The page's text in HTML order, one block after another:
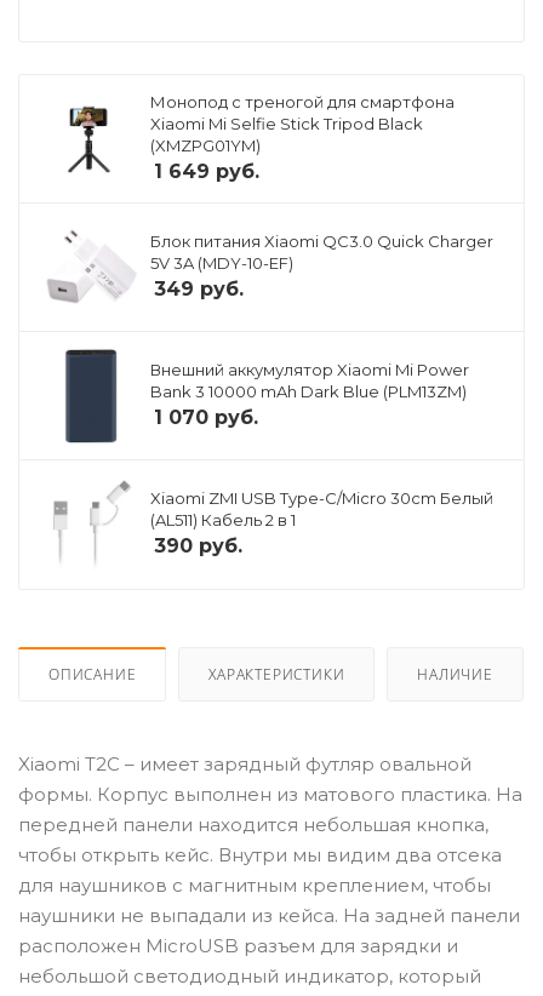
Монопод с треногой для смартфона
Xiaomi Mi Selfie Stick Tripod Black
(XMZPG01YM)
1 649 руб.
Блок питания Xiaomi QC3.0 Quick Charger
5V 3A (MDY-10-EF)
349 руб.
Внешний аккумулятор Xiaomi Mi Power
Bank 3 10000 mAh Dark Blue (PLM13ZM)
1 070 руб.
Xiaomi ZMI USB Type-C/Micro 30cm Белый
(AL511) Кабель 2 в 1
390 руб.
ОПИСАНИЕ ХАРАКТЕРИСТИКИ НАЛИЧИЕ
Xiaomi T2C – имеет зарядный футляр овальной
формы. Корпус выполнен из матового пластика. На
передней панели находится небольшая кнопка,
чтобы открыть кейс. Внутри мы видим два отсека
для наушников с магнитным креплением, чтобы
наушники не выпадали из кейса. На задней панели
расположен MicroUSB разъем для зарядки и
небольшой светодиодный индикатор, который